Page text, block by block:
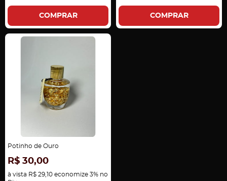
COMPRAR COMPRAR
Potinho de Ouro
R$ 30,00
à vista R$ 29,10 economize 3% no